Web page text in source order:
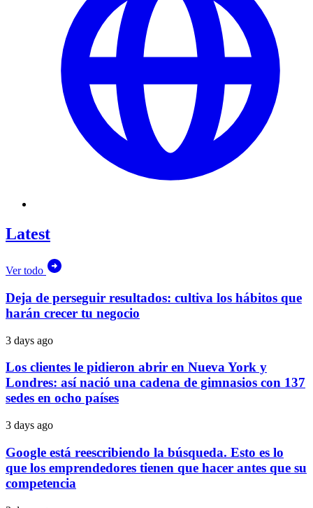
Latest
Ver todo
Deja de perseguir resultados: cultiva los hábitos que
harán crecer tu negocio
3 days ago
Los clientes le pidieron abrir en Nueva York y
Londres: así nació una cadena de gimnasios con 137
sedes en ocho países
3 days ago
Google está reescribiendo la búsqueda. Esto es lo
que los emprendedores tienen que hacer antes que su
competencia